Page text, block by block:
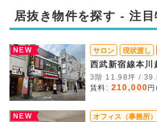
居抜き物件を探す - 注
NEW サロン 現状渡し
西武新宿線本川
3階 11.98坪 /
賃料: 210,000
NEW オフィス（事務所）